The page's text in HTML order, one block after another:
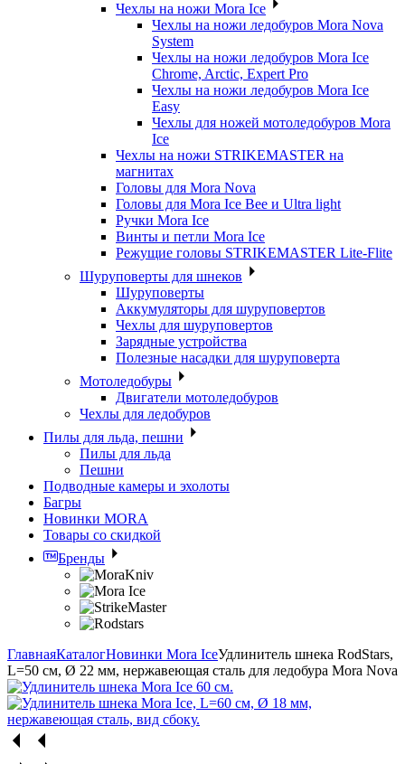
Чехлы на ножи Mora Ice
Чехлы на ножи ледобуров Mora Nova
System
Чехлы на ножи ледобуров Mora Ice
Chrome, Arctic, Expert Pro
Чехлы на ножи ледобуров Mora Ice
Easy
Чехлы для ножей мотоледобуров Mora
Ice
Чехлы на ножи STRIKEMASTER на
магнитах
Головы для Mora Nova
Головы для Mora Ice Bee и Ultra light
Ручки Mora Ice
Винты и петли Mora Ice
Режущие головы STRIKEMASTER Lite-Flite
Шуруповерты для шнеков
Шуруповерты
Аккумуляторы для шуруповертов
Чехлы для шуруповертов
Зарядные устройства
Полезные насадки для шуруповерта
Мотоледобуры
Двигатели мотоледобуров
Чехлы для ледобуров
Пилы для льда, пешни
Пилы для льда
Пешни
Подводные камеры и эхолоты
Багры
Новинки MORA
Товары со скидкой
Бренды
ГлавнаяКаталогНовинки Mora IceУдлинитель шнека RodStars,
L=50 см, Ø 22 мм, нержавеющая сталь для ледобура Mora Nova